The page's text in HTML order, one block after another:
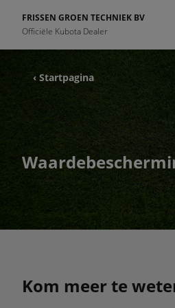
FRISSEN GROEN TECHNIEK BV
Officiële Kubota Dealer
‹ Startpagina
Kom meer te